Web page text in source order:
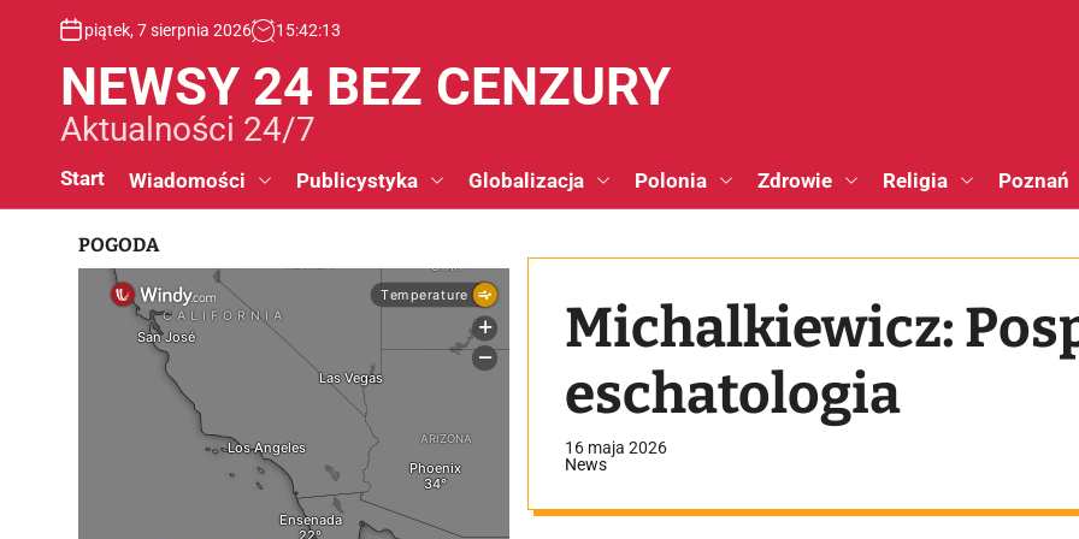
piątek, 7 sierpnia 2026 15:42:14
NEWSY 24 BEZ CENZURY
Aktualności 24/7
Start Wiadomości Publicystyka Globalizacja Polonia Zdrowie Religia Poznań
Michalkiewicz:
eschatologia
16 maja 2026
News
POGODA